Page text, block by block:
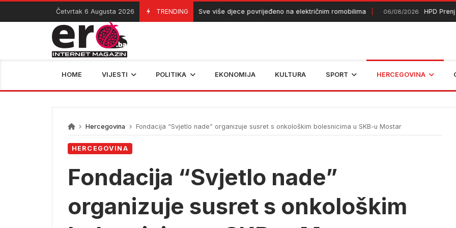
Skip
content
Četvrtak 6 Augusta 2026 TRENDING
06/08/2026 Sve više djece povrijeđeno na električnim romobilima 06/08/2026 HPD Prenj
HOME VIJESTI POLITIKA EKONOMIJA KULTURA SPORT HERCEGOVINA
Hercegovina Fondacija “Svjetlo nade” organizuje susret s onkološkim bolesnicima u SKB-u Mostar
HERCEGOVINA
Fondacija “Svjetlo nade”
organizuje susret s onkološkim